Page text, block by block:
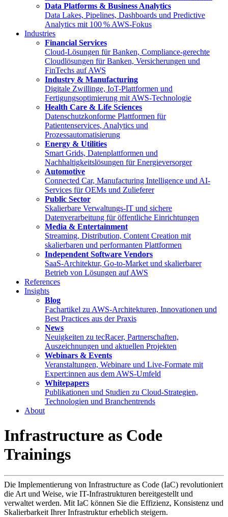
Data Platforms & Business Analytics
Data Lakes, Pipelines, Dashboards und Predictive
Analytics mit 100 % AWS-Fokus
Industries
Financial Services
Cloud-Lösungen für Banken, Compliance-gerechte
Cloudlösungen für Banken, Versicherungen und
FinTechs auf AWS
Industry & Manufacturing
Digitale Zwillinge, IoT-Plattformen und
Fertigungsoptimierung mit AWS-Technologie
Health Care & Life Sciences
Datenschutzkonforme Plattformen für
Patientenservices, Analytics und
Prozessautomatisierung
Energy & Utilities
Smart Grids, Datenplattformen und
Nachhaltigkeitslösungen für Energieversorger
Automotive
Connected Car, Manufacturing Intelligence und AI-
Services für OEMs und Zulieferer
Public Sector
Skalierbare Verwaltungs-IT und sichere
Datenverarbeitung für öffentliche Einrichtungen
Media & Entertainment
Streaming, Distribution, Content Creation mit
skalierbaren und performanten Plattformen
Independent Software Vendors
SaaS-Architektur, Go-to-Market und skalierbarer
Betrieb von Lösungen auf AWS
References
Insights
Blog
Fachartikel zu AWS-Architekturen, Innovationen und
Best Practices aus der Praxis
News
Neuigkeiten zu tecRacer, Partnerschaften,
Auszeichnungen und aktuellen Projekten
Webinars & Events
Veranstaltungen, Webinare und Live-Formate mit
Expert:innen aus dem AWS-Umfeld
Whitepapers
Publikationen und Studien zu Cloud-Strategien,
Technologien und Branchentrends
About
Infrastructure as Code
Trainings
Die Implementierung von Infrastructure as Code (IaC) revolutioniert
die Art und Weise, wie IT-Infrastrukturen bereitgestellt und
verwaltet werden. Mit IaC können Sie die Effizienz, Konsistenz und
Skalierbarkeit Ihrer Infrastruktur erheblich steigern.